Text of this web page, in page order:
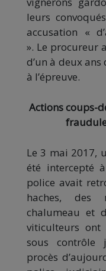
leurs
accusation «
». Le procureur
d’un à deux
à l’épreuve.
Actions coups-
Le 3 mai 2017,
été intercepté
police avait
haches, des
chalumeau et
viticulteurs ont
sous contrôle
procès